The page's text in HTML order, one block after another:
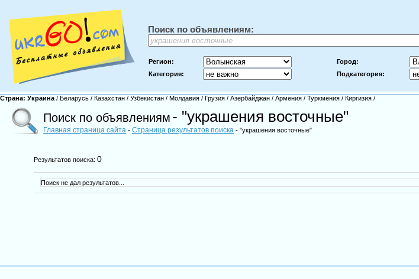
Поиск по объявлениям:
Регион: Город:
Категория:
Подкатегория:
Страна: Украина / Беларусь / Казахстан / Узбекистан / Молдавия / Грузия / Азербайджан / Армения / Туркмения / Киргизия /
Поиск по объявлениям - "украшения восточные"
Главная страница сайта - Страница результатов поиска - "украшения восточные"
Результатов поиска:0
Поиск не дал результатов...